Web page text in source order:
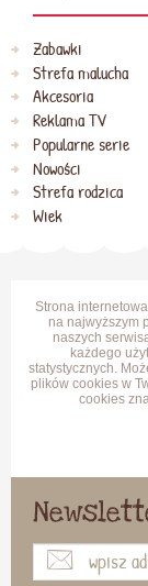
Zabawki
Strefa malucha
Akcesoria
Reklama TV
Popularne serie
Nowości
Strefa rodzica
Wiek
Strona
na najwyższym
naszych
każdego
statystycznych.
plików cookies w
cookies